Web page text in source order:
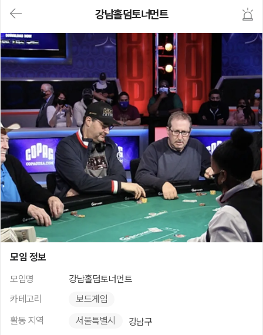
가
기
(메
인,
모
시
판,
내
모
임,
M
Y)
본
문
바
로
가
기
강남홀덤토너먼트
모임 정보
모임명
강남홀덤토너먼트
카테고리
보드게임
활동 지역
서울특별시
강남구